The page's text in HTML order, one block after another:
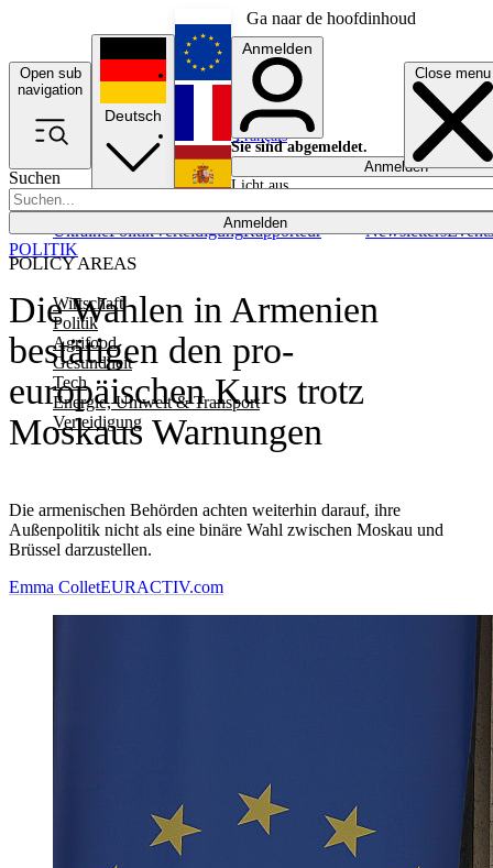
Ga naar de hoofdinhoud
Open sub
navigation
Close menu
Suchen
Anmelden
POLICY AREAS
Wirtschaft
Politik
Agrifood
Gesundheit
Tech
Energie, Umwelt & Transport
Verteidigung
UkrainePolitikVerteidigungRapporteur NewslettersEvents
Deutsch
English
Français
Anmelden
Sie sind abgemeldet.
Anmelden
Licht aus
Die Wahlen in Armenien
bestätigen den pro-
europäischen Kurs trotz
Moskaus Warnungen
Die armenischen Behörden achten weiterhin darauf, ihre
Außenpolitik nicht als eine binäre Wahl zwischen Moskau und
Brüssel darzustellen.
POLITIK
Emma ColletEURACTIV.com